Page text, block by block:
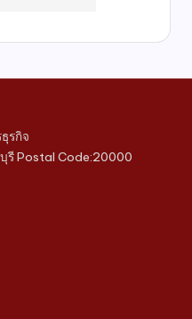
รกิจ
รี Postal Code:20000